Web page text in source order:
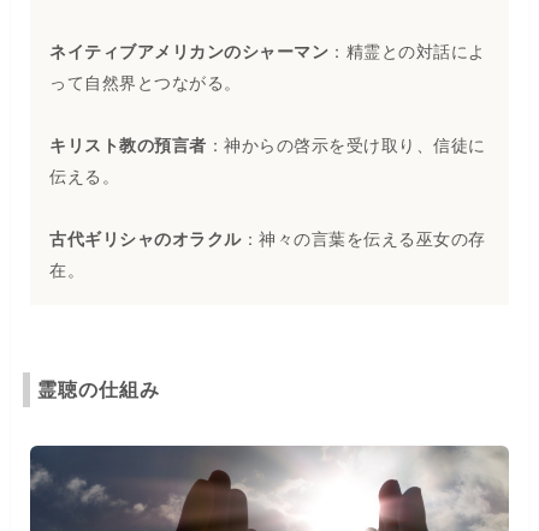
ネイティブアメリカンのシャーマン ：精霊との対話によ
って自然界とつながる。
キリスト教の預言者 ：神からの啓示を受け取り、信徒に
伝える。
古代ギリシャのオラクル：神々の言葉を伝える巫女の存
在。
霊聴の仕組み